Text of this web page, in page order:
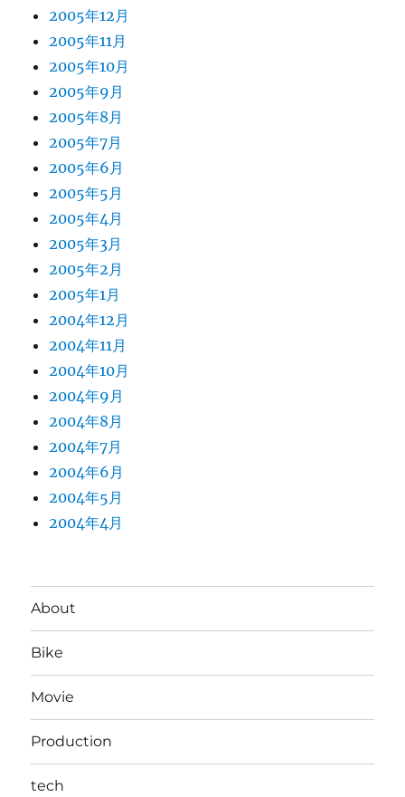
2005年12月
2005年11月
2005年10月
2005年9月
2005年8月
2005年7月
2005年6月
2005年5月
2005年4月
2005年3月
2005年2月
2005年1月
2004年12月
2004年11月
2004年10月
2004年9月
2004年8月
2004年7月
2004年6月
2004年5月
2004年4月
About
Bike
Movie
Production
tech